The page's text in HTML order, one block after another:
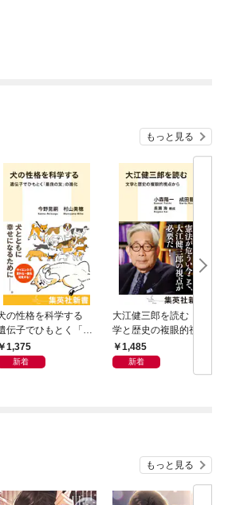
もっと見る
の性格を科学する
伝子でひもとく「最
良の友」の進化
1,375
新着
大江健三郎を読む 文
学と歴史の複眼的視点
から1,485
新着
もっと見る